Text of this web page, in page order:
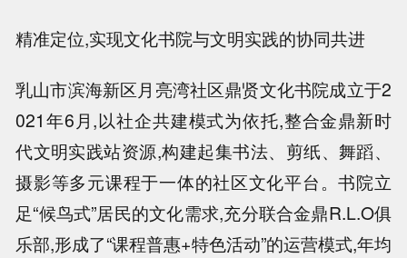
精准定位,实现文化书院与文明实践的协同共进
乳山市滨海新区月亮湾社区鼎贤文化书院成立于2
021年6月,以社企共建模式为依托,整合金鼎新时
代文明实践站资源,构建起集书法、剪纸、舞蹈、
摄影等多元课程于一体的社区文化平台。书院立
足“候鸟式”居民的文化需求,充分联合金鼎R.L.O俱
乐部,形成了“课程普惠+特色活动”的运营模式,年均